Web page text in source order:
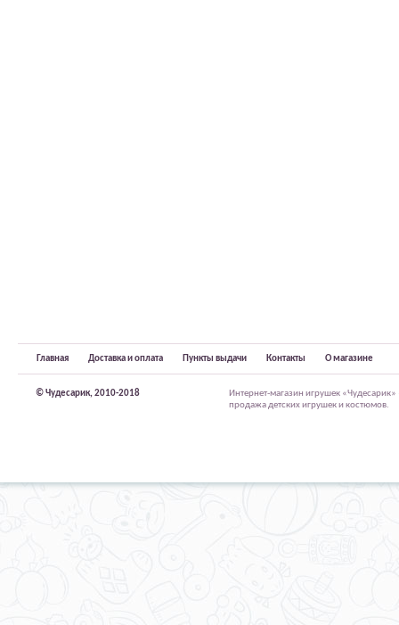
Главная Доставка и оплата Пункты выдачи Контакты О магазине
© Чудесарик, 2010-2018
Интернет-магазин игрушек
продажа детских игрушек и костюмов.